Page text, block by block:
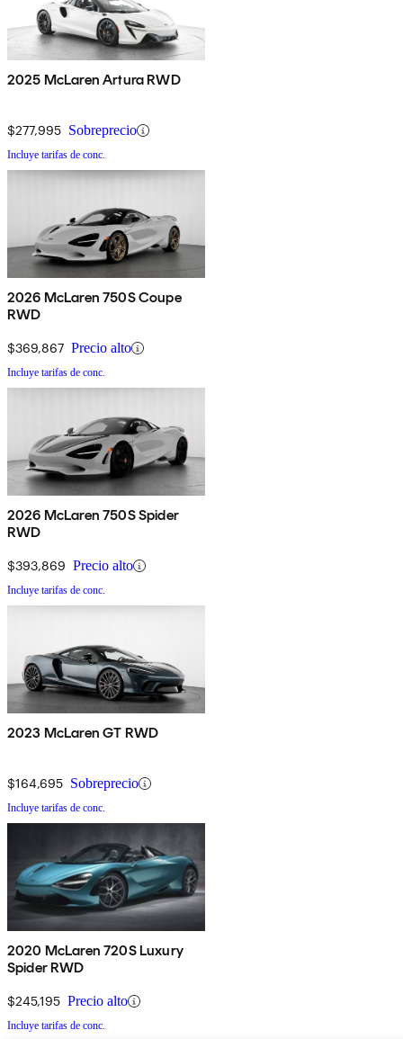
2025 McLaren Artura RWD
$277,995 Sobreprecio
Incluye tarifas de conc.
2026 McLaren 750S Coupe
RWD
$369,867 Precio alto
Incluye tarifas de conc.
2026 McLaren 750S Spider
RWD
$393,869 Precio alto
Incluye tarifas de conc.
2023 McLaren GT RWD
$164,695 Sobreprecio
Incluye tarifas de conc.
2020 McLaren 720S Luxury
Spider RWD
$245,195 Precio alto
Incluye tarifas de conc.